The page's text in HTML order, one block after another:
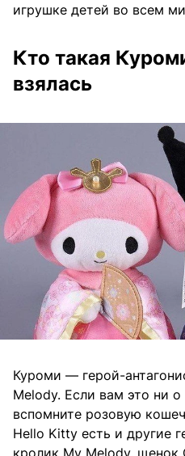
игрушке детей во всем
Кто такая
взялась
Куроми — герой-
Melody. Если вам это ни о
вспомните розовую
Hello Kitty есть и другие